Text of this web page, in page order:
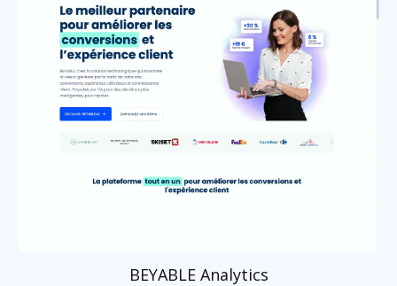
BEYABLE Analytics